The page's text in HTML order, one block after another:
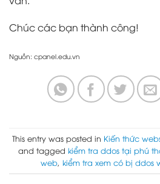
Chúc các bạn thành công!
Nguồn: cpanel.edu.vn
This entry was posted in Kiến thức
and tagged kiểm tra ddos tại phú
web, kiểm tra xem có bị ddos